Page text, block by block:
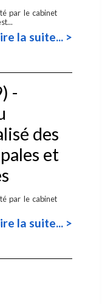
par le cabinet
la suite... >
-
des
et
par le cabinet
la suite... >